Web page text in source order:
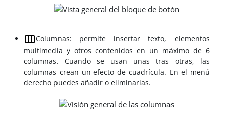
Columnas: permite insertar texto, elementos
multimedia y otros contenidos en un máximo de 6
columnas. Cuando se usan unas tras otras, las
columnas crean un efecto de cuadrícula. En el menú
derecho puedes añadir o eliminarlas.